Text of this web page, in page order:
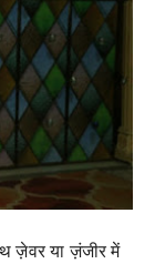
ज़ेवर या ज़ंजीर में